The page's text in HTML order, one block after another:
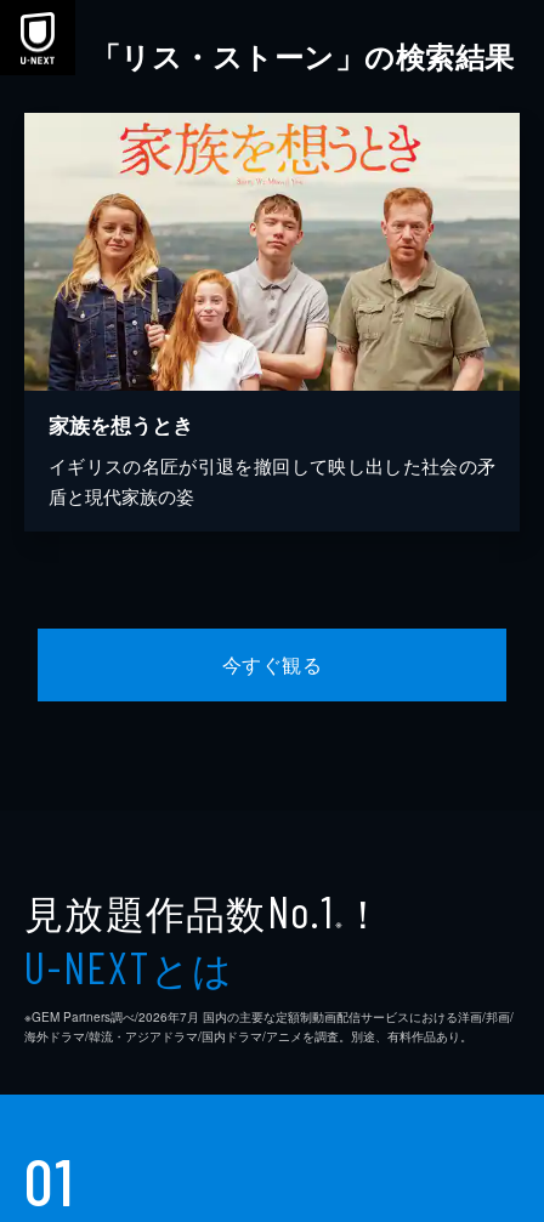
本文へスキップ
「リス・ストーン」の検索結果
家族を想うとき
イギリスの名匠が引退を撤回して映し出した社会の矛
盾と現代家族の姿
今すぐ観る
見放題作品数No.1 ※ ！
U-NEXTとは
※GEM Partners調べ/2026年7⽉ 国内の主要な定額制動画配信サービスにおける洋画/邦画/
海外ドラマ/韓流・アジアドラマ/国内ドラマ/アニメを調査。別途、有料作品あり。
01